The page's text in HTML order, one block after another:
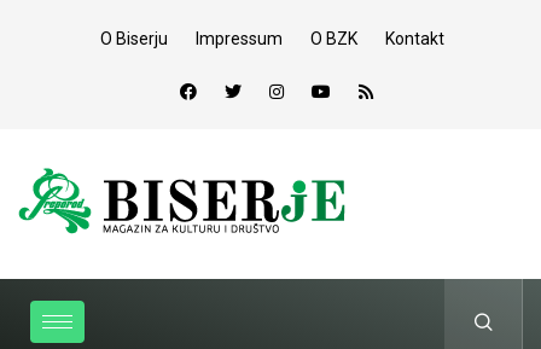
O Biserju Impressum O BZK Kontakt